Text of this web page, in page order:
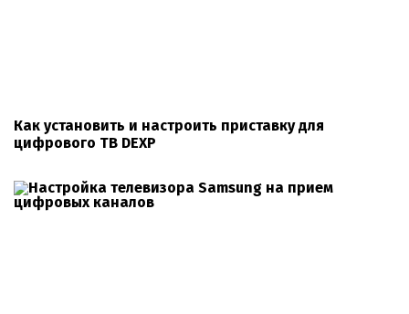
Как установить и настроить приставку для
цифрового ТВ DEXP